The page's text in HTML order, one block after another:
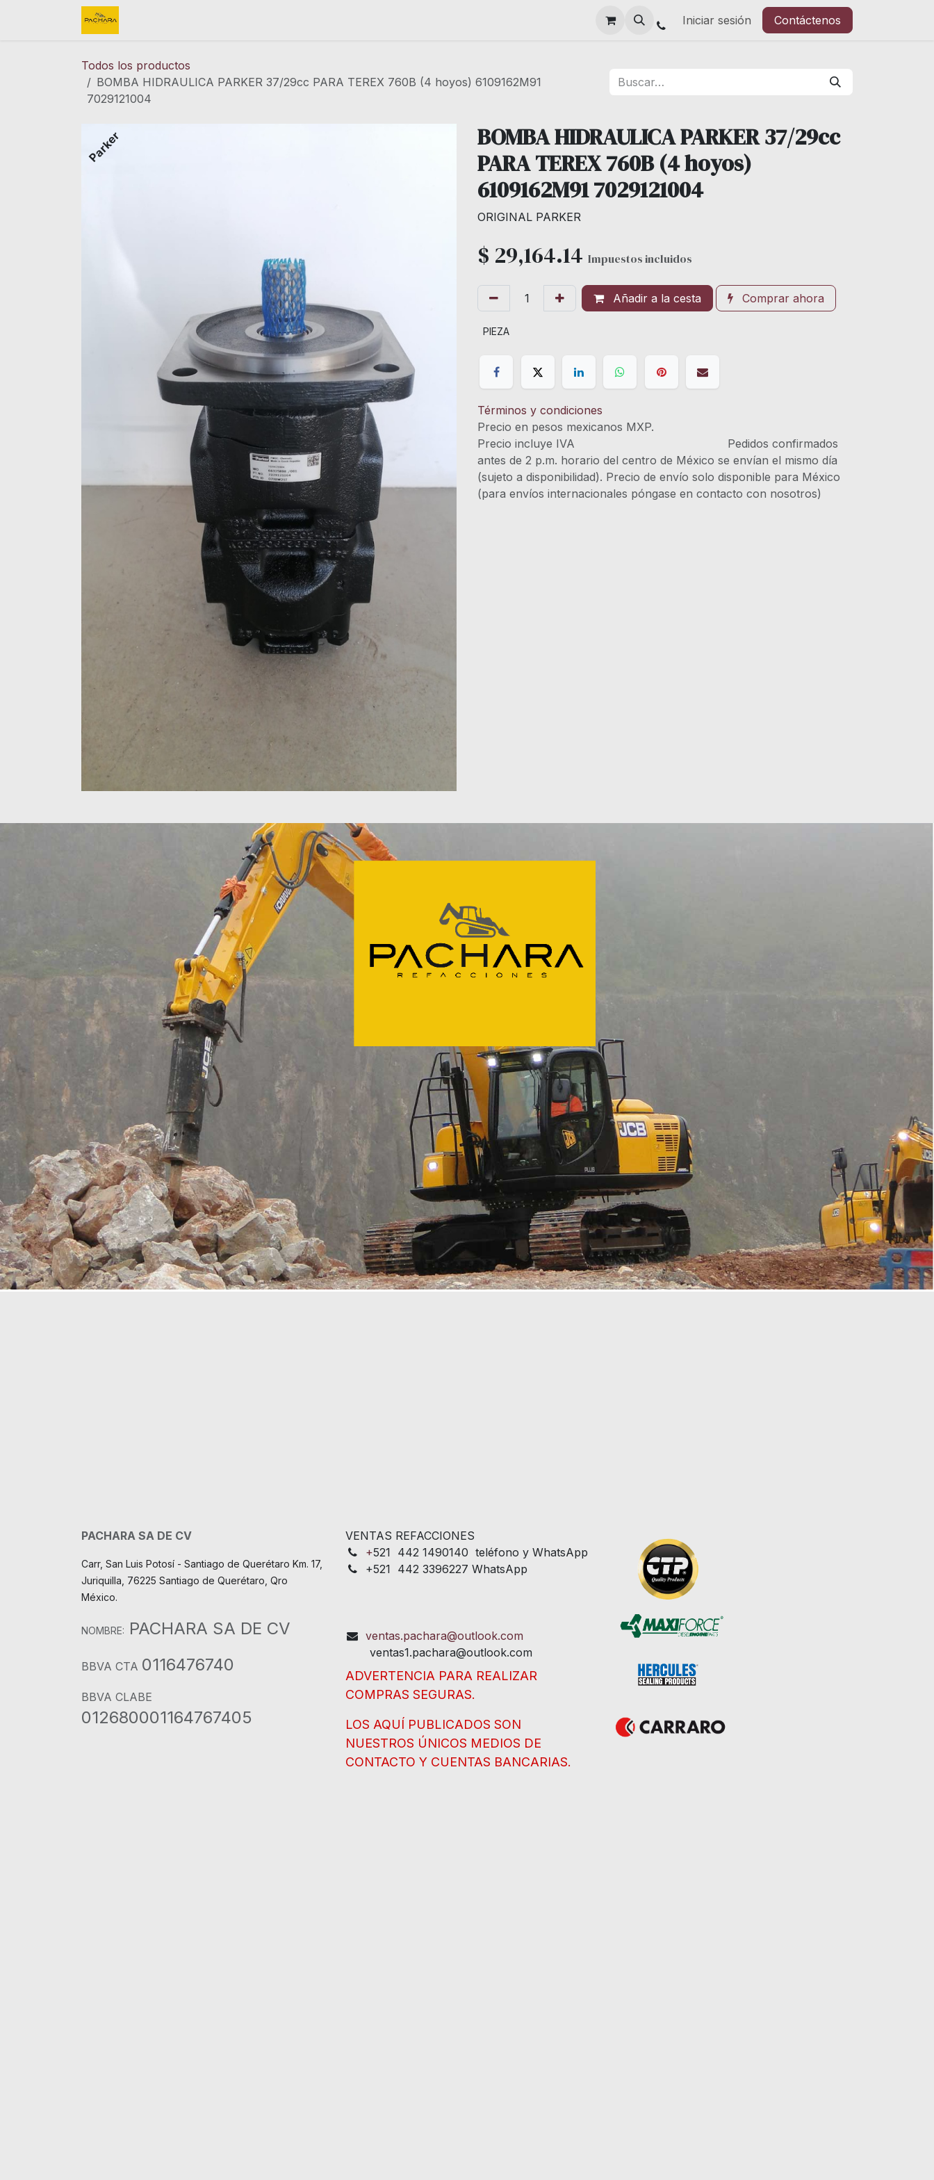
Iniciar sesión Contáctenos
Todos los productos
BOMBA HIDRAULICA PARKER 37/29cc PARA TEREX 760B (4 hoyos) 6109162M91
7029121004
Parker
BOMBA HIDRAULICA PARKER 37/29cc
PARA TEREX 760B (4 hoyos)
6109162M91 7029121004
ORIGINAL PARKER
$ 29,164.14 Impuestos incluidos
Añadir a la cesta Comprar ahora
PIEZA
Términos y condiciones
Precio en pesos mexicanos MXP.
Precio incluye IVA Pedidos confirmados
antes de 2 p.m. horario del centro de México se envían el mismo día
(sujeto a disponibilidad). Precio de envío solo disponible para México
(para envíos internacionales póngase en contacto con nosotros)
PACHARA SA DE CV
Carr, San Luis Potosí - Santiago de Querétaro Km. 17,
Juriquilla, 76225 Santiago de Querétaro, Qro
México.
NOMBRE: PACHARA SA DE CV
BBVA CTA 0116476740
BBVA CLABE
012680001164767405
VENTAS REFACCIONES
+521 442 1490140 teléfono y WhatsApp
+521 442 3396227 WhatsApp
ventas.pachara@outlook.com
ventas1.pachara@outlook.com
ADVERTENCIA PARA REALIZAR
COMPRAS SEGURAS.
LOS AQUÍ PUBLICADOS SON
NUESTROS ÚNICOS MEDIOS DE
CONTACTO Y CUENTAS BANCARIAS.